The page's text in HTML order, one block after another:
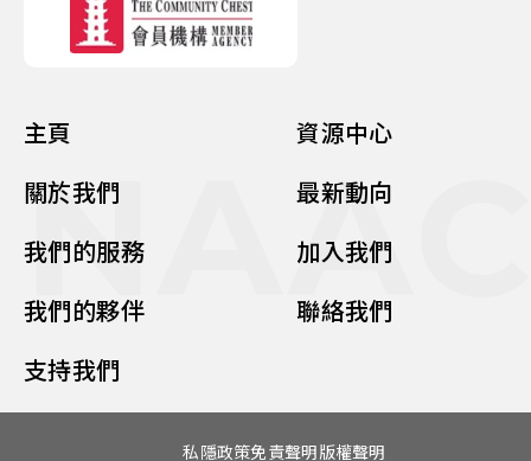
主頁
關於我們
我們的服務
我們的夥伴
支持我們
資源中心
最新動向
加入我們
聯絡我們
私隱政策免責聲明 版權聲明